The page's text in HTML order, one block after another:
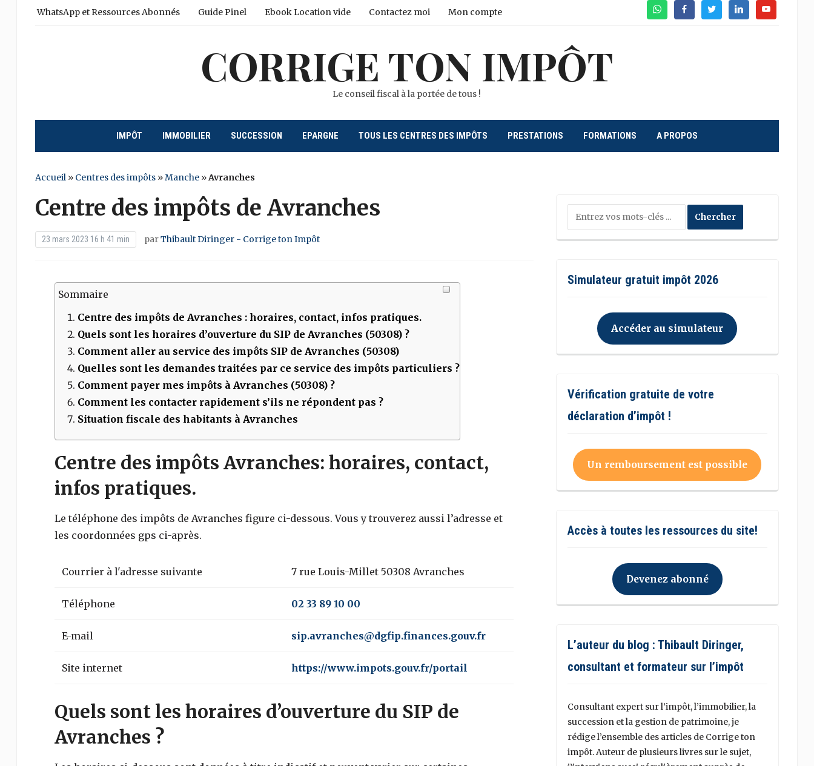
WhatsAppFacebookTwitterLinkedinYoutube
WhatsApp et Ressources Abonnés Guide Pinel Ebook Location vide Contactez moi Mon compte
CORRIGE TON IMPÔT
Le conseil fiscal à la portée de tous !
IMPÔT IMMOBILIER SUCCESSION EPARGNE TOUS LES CENTRES DES IMPÔTS PRESTATIONS FORMATIONS A PROPOS
Accueil» Centres des impôts»Manche»Avranches
Centre des impôts de Avranches
23 mars 2023 16 h 41 min parThibault Diringer - Corrige ton Impôt
Sommaire
Centre des impôts de Avranches : horaires, contact, infos pratiques.
Quels sont les horaires d’ouverture du SIP de Avranches (50308)?
Comment aller au service des impôts SIP de Avranches (50308)
Quelles sont les demandes traitées par ce service des impôts particuliers ?
Comment payer mes impôts à Avranches (50308)?
Comment les contacter rapidement s’ils ne répondent pas ?
Situation fiscale des habitants à Avranches
Centre des impôts Avranches: horaires, contact,
infos pratiques.
Le téléphone des impôts de Avranches figure ci-dessous. Vous y trouverez aussi l’adresse et
les coordonnées gps ci-après.
Courrier à l'adresse suivante 7 rue Louis-Millet 50308 Avranches
Téléphone 02 33 89 10 00
E-mail sip.avranches@dgfip.finances.gouv.fr
Site internet https://www.impots.gouv.fr/portail
Quels sont les horaires d’ouverture du SIP de
Avranches ?
Simulateur gratuit impôt 2026
Accéder au simulateur
Vérification gratuite de votre
déclaration d’impôt !
Un remboursement est possible
Accès à toutes les ressources du site!
Devenez abonné
L’auteur du blog : Thibault Diringer,
consultant et formateur sur l’impôt
Consultant expert sur l’impôt, l’immobilier, la
succession et la gestion de patrimoine, je
rédige l’ensemble des articles de Corrige ton
impôt. Auteur de plusieurs livres sur le sujet,